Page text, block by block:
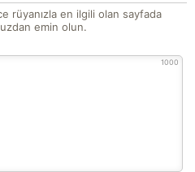
rüyanızla en ilgili olan sayfada
emin olun.
1000